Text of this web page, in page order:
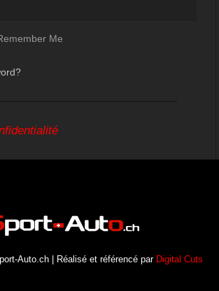
Me
Auto.ch | Réalisé et référencé par Digital Cuts